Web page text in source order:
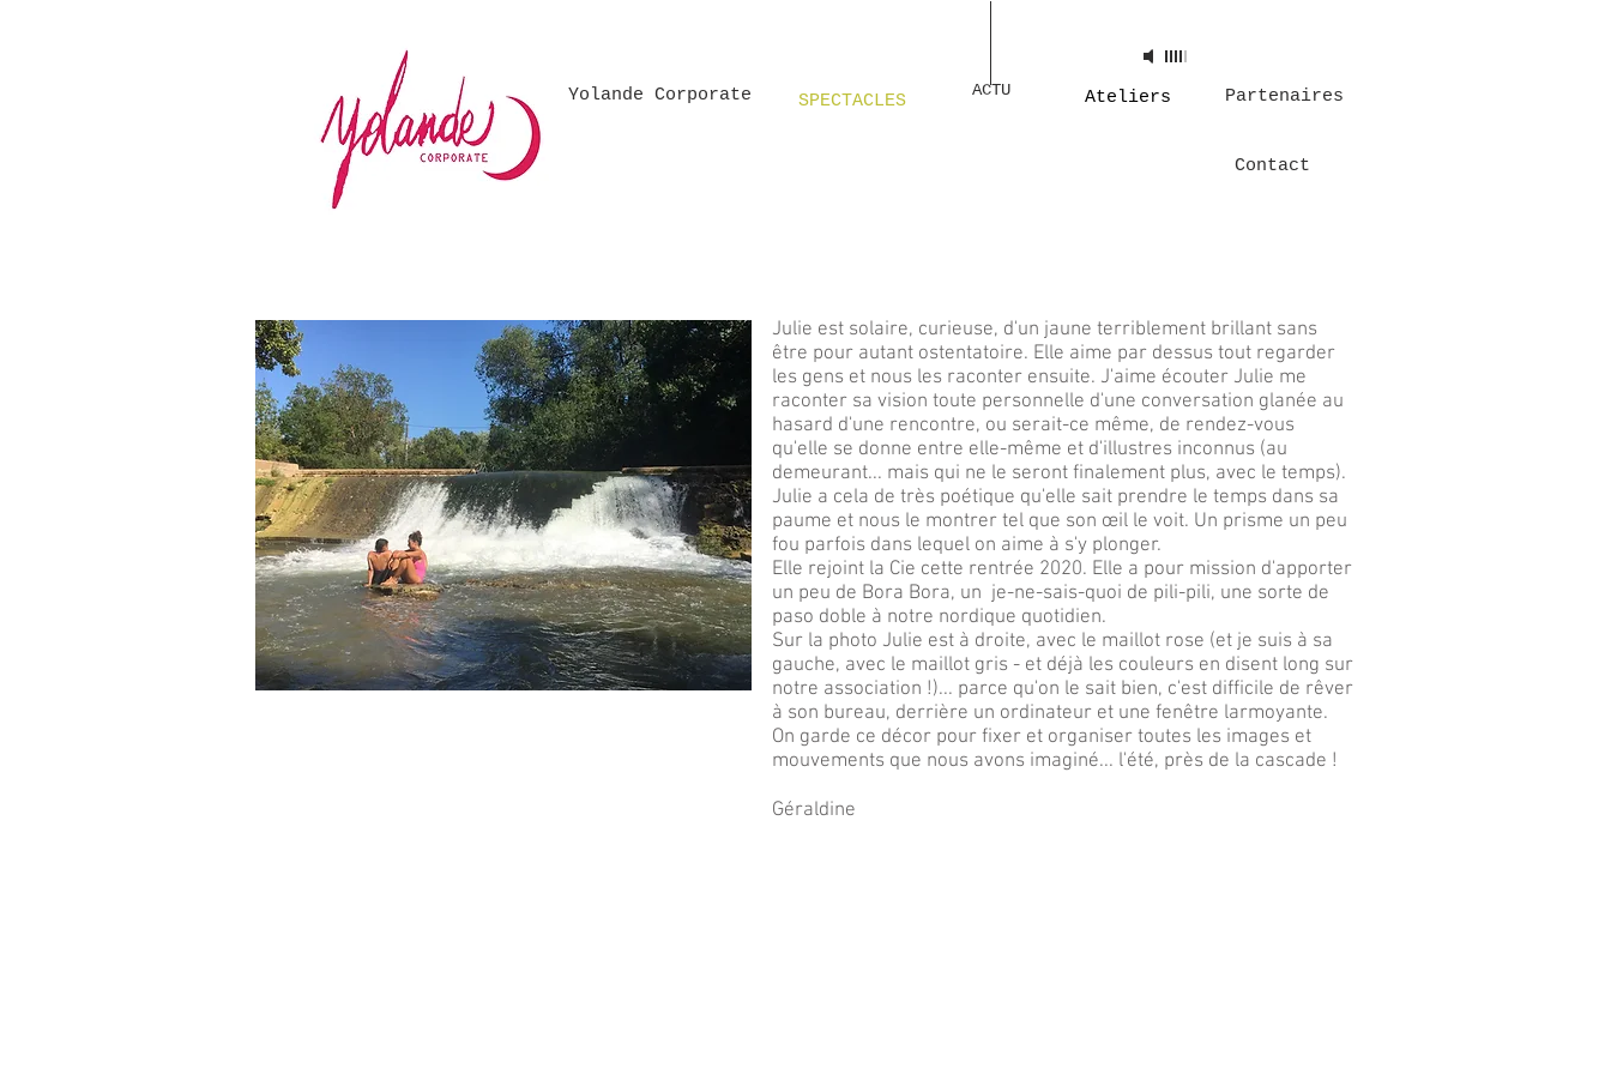
Yolande Corporate SPECTACLES
ACTU Partenaires
Ateliers
Contact
Julie est solaire, curieuse, d'un jaune terriblement brillant sans
être pour autant ostentatoire. Elle aime par dessus tout regarder
les gens et nous les raconter ensuite. J'aime écouter Julie me
raconter sa vision toute personnelle d'une conversation glanée au
hasard d'une rencontre, ou serait-ce même, de rendez-vous
qu'elle se donne entre elle-même et d'illustres inconnus (au
demeurant... mais qui ne le seront finalement plus, avec le temps).
Julie a cela de très poétique qu'elle sait prendre le temps dans sa
paume et nous le montrer tel que son œil le voit. Un prisme un peu
fou parfois dans lequel on aime à s'y plonger.
Elle rejoint la Cie cette rentrée 2020. Elle a pour mission d'apporter
un peu de Bora Bora, un je-ne-sais-quoi de pili-pili, une sorte de
paso doble à notre nordique quotidien.
Sur la photo Julie est à droite, avec le maillot rose (et je suis à sa
gauche, avec le maillot gris - et déjà les couleurs en disent long sur
notre association !)... parce qu'on le sait bien, c'est difficile de rêver
à son bureau, derrière un ordinateur et une fenêtre larmoyante.
On garde ce décor pour fixer et organiser toutes les images et
mouvements que nous avons imaginé... l'été, près de la cascade !
Géraldine